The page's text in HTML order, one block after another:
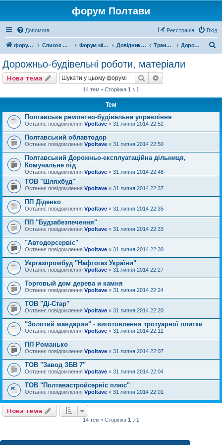
форум Полтави
Допомога Вхід
Реєстрація
форум Полтави Список форумів Форум міста Полтава Довідник Полтави Транспорт Дорожньо-будівельні роботи, матеріали
Дорожньо-будівельні роботи, матеріали
Нова тема Пошук
14 тем • Сторінка 1 з 1
Тем
Полтавське ремонтно-будівельне управління
Останнє повідомлення Vpoltave « 31 липня 2014 22:52
Полтавський облавтодор
Останнє повідомлення Vpoltave « 31 липня 2014 22:50
Полтавський Дорожньо-експлуатаційна дільниця,
Комунальне під
Останнє повідомлення Vpoltave « 31 липня 2014 22:48
ТОВ "Шляхбуд"
Останнє повідомлення Vpoltave « 31 липня 2014 22:37
ПП Діденко
Останнє повідомлення Vpoltave « 31 липня 2014 22:35
ПП "Будзабезпечення"
Останнє повідомлення Vpoltave « 31 липня 2014 22:33
"Автодорсервіс"
Останнє повідомлення Vpoltave « 31 липня 2014 22:30
Укргазпромбуд "Нафтогаз України"
Останнє повідомлення Vpoltave « 31 липня 2014 22:27
Торговый дом дерева и камня
Останнє повідомлення Vpoltave « 31 липня 2014 22:24
ТОВ "Ді-Стар"
Останнє повідомлення Vpoltave « 31 липня 2014 22:20
"Золотий мандарин" - виготовлення тротуарної плитки
Останнє повідомлення Vpoltave « 31 липня 2014 22:12
ПП Романько
Останнє повідомлення Vpoltave « 31 липня 2014 22:07
ТОВ "Завод ЗБВ 7"
Останнє повідомлення Vpoltave « 31 липня 2014 22:04
ТОВ "Полтавастройсервіс плюс"
Останнє повідомлення Vpoltave « 31 липня 2014 22:01
Нова тема
14 тем • Сторінка 1 з 1